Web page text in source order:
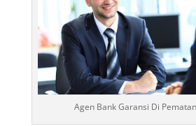
Agen Bank Garansi Di